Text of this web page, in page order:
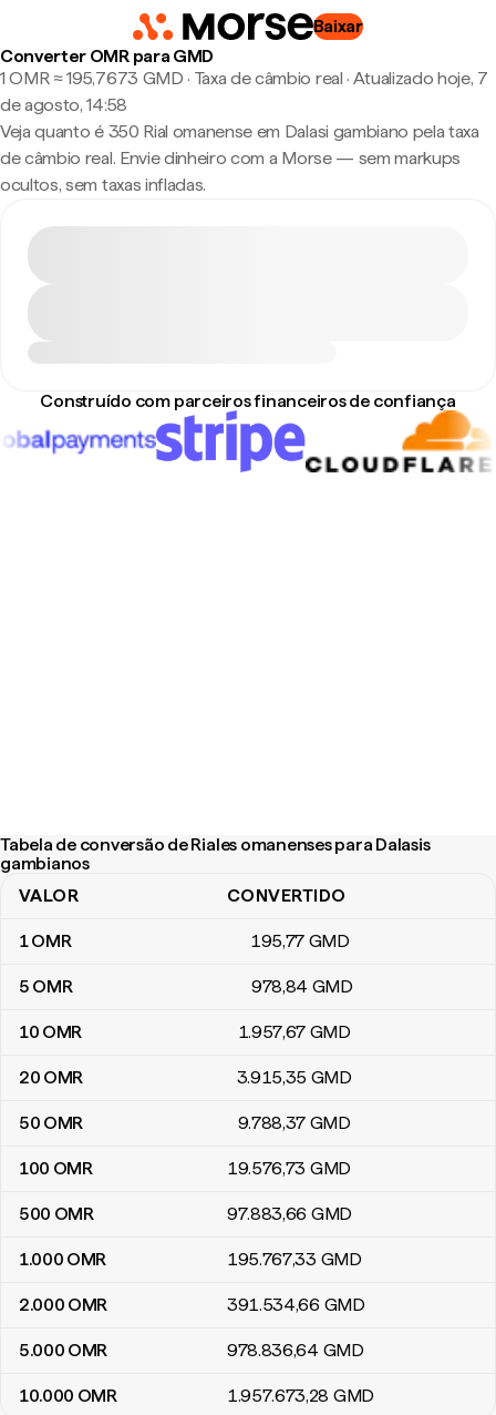
Baixar
Converter OMR para GMD
1 OMR ≈ 195,7673 GMD · Taxa de câmbio real · Atualizado hoje, 7
de agosto, 14:58
Veja quanto é 350 Rial omanense em Dalasi gambiano pela taxa
de câmbio real. Envie dinheiro com a Morse — sem markups
ocultos, sem taxas infladas.
Construído com parceiros financeiros de confiança
Tabela de conversão de Riales omanenses para Dalasis
gambianos
Tabela de conversão de Riales omanenses para Dalasis
VALOR CONVERTIDO
1OMR 195,77 GMD
5 OMR 978,84 GMD
10 OMR 1.957,67 GMD
20 OMR 3.915,35 GMD
50 OMR 9.788,37 GMD
100 OMR 19.576,73 GMD
500 OMR 97.883,66 GMD
1.000 OMR 195.767,33 GMD
2.000 OMR 391.534,66 GMD
5.000 OMR 978.836,64 GMD
10.000 OMR 1.957.673,28 GMD